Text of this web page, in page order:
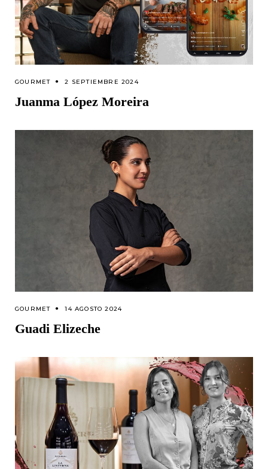
GOURMET 2 SEPTIEMBRE 2024
Juanma López Moreira
GOURMET 14 AGOSTO 2024
Guadi Elizeche